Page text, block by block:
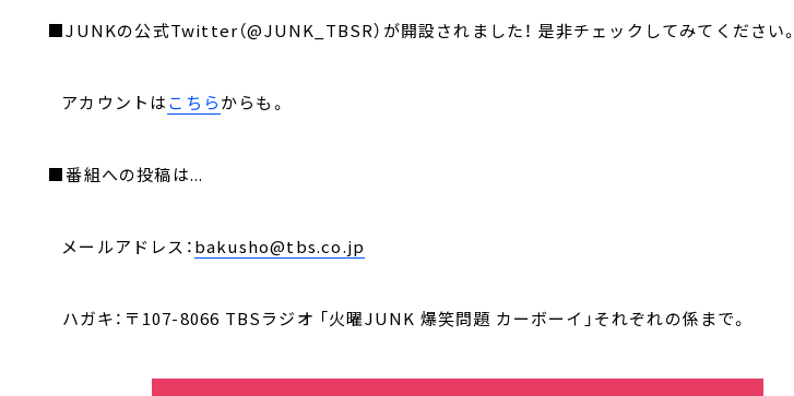
■JUNKの公式Twitter（@JUNK_TBSR）が開設されました！ 是非チェックしてみてください。
アカウントはこちらからも。
■番組への投稿は...
メールアドレス：bakusho@tbs.co.jp
ハガキ：〒107-8066 TBSラジオ 「火曜JUNK 爆笑問題 カーボーイ」それぞれの係まで。